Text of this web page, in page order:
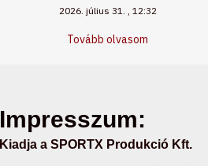
2026. július 31. 12:32
Tovább olvasom
Impresszum:
Kiadja a SPORTX Produkció Kft.